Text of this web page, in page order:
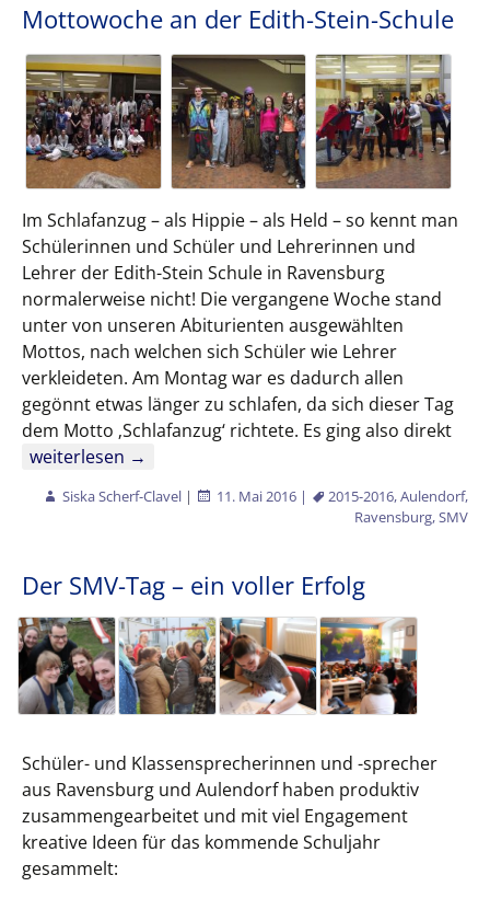
Mottowoche an der Edith-Stein-Schule
Im Schlafanzug – als Hippie – als Held – so kennt man
Schülerinnen und Schüler und Lehrerinnen und
Lehrer der Edith-Stein Schule in Ravensburg
normalerweise nicht! Die vergangene Woche stand
unter von unseren Abiturienten ausgewählten
Mottos, nach welchen sich Schüler wie Lehrer
verkleideten. Am Montag war es dadurch allen
gegönnt etwas länger zu schlafen, da sich dieser Tag
dem Motto ‚Schlafanzug‘ richtete. Es ging also direkt
Mottowoche an der Edith-Stein-Schule
weiterlesen →
Siska Scherf-Clavel | 11. Mai 2016 | 2015-2016,Aulendorf,
Ravensburg,SMV
Der SMV-Tag – ein voller Erfolg
Schüler- und Klassensprecherinnen und -sprecher
aus Ravensburg und Aulendorf haben produktiv
zusammengearbeitet und mit viel Engagement
kreative Ideen für das kommende Schuljahr
gesammelt: